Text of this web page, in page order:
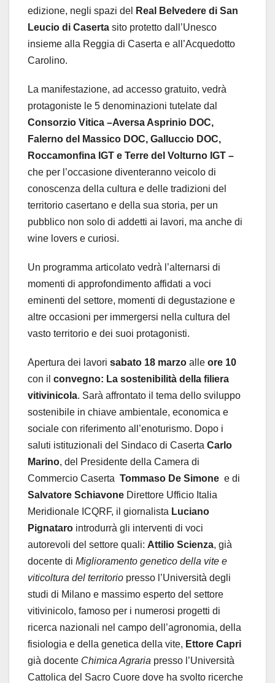
edizione, negli spazi del
Real Belvedere di San
Leucio di Caserta sito protetto dall’Unesco
insieme alla Reggia di Caserta e all’Acquedotto
Carolino.
La manifestazione, ad accesso gratuito, vedrà
protagoniste le 5 denominazioni tutelate dal
Consorzio Vitica –Aversa Asprinio DOC,
Falerno del Massico DOC, Galluccio DOC,
Roccamonfina IGT e Terre del Volturno IGT –
che per l’occasione diventeranno veicolo di
conoscenza della cultura e delle tradizioni del
territorio casertano e della sua storia, per un
pubblico non solo di addetti ai lavori, ma anche di
wine lovers e curiosi.
Un programma articolato vedrà l’alternarsi di
momenti di approfondimento affidati a voci
eminenti del settore, momenti di degustazione e
altre occasioni per immergersi nella cultura del
vasto territorio e dei suoi protagonisti.
Apertura dei lavori sabato 18 marzo alle ore 10
con il convegno: La sostenibilità della filiera
vitivinicola. Sarà affrontato il tema dello sviluppo
sostenibile in chiave ambientale, economica e
sociale con riferimento all’enoturismo. Dopo i
saluti istituzionali del Sindaco di Caserta Carlo
Marino, del Presidente della Camera di
Commercio Caserta Tommaso De Simone e di
Salvatore Schiavone Direttore Ufficio Italia
Meridionale ICQRF, il giornalista Luciano
Pignataro introdurrà gli interventi di voci
autorevoli del settore quali: Attilio Scienza, già
docente di Miglioramento genetico della vite e
viticoltura del territorio presso l’Università degli
studi di Milano e massimo esperto del settore
vitivinicolo, famoso per i numerosi progetti di
ricerca nazionali nel campo dell’agronomia, della
fisiologia e della genetica della vite, Ettore Capri
già docente Chimica Agraria presso l’Università
Cattolica del Sacro Cuore dove ha svolto ricerche